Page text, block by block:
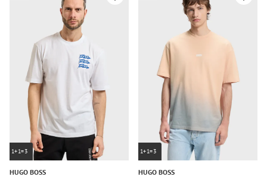
1+1=3
HUGO BOSS
1+1=3
HUGO BOSS